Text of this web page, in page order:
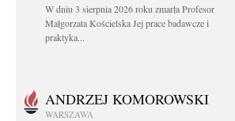
W dniu 3 sierpnia 2026 roku zmarła Profesor
Małgorzata Kościelska Jej prace badawcze i
praktyka...
ANDRZEJ KOMOROWSKI
WARSZAWA